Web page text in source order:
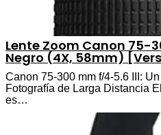
Lente Zoom Canon 75-
Negro (4X, 58mm)
Canon 75-300 mm f/4-5.6 III:
Fotografía de Larga Distancia
es…